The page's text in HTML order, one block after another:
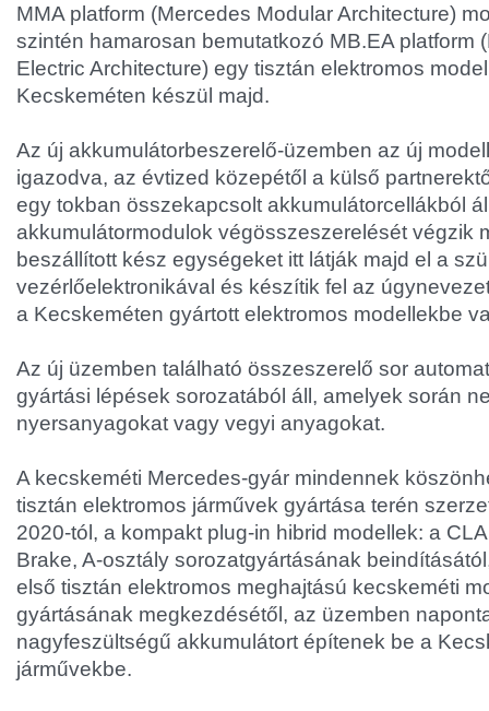
MMA platform (Mercedes Modular Architecture)
szintén hamarosan bemutatkozó MB.EA platform
Electric Architecture) egy tisztán elektromos
Kecskeméten készül majd.
Az új akkumulátorbeszerelő-üzemben az új
igazodva, az évtized közepétől a külső
egy tokban összekapcsolt akkumulátorcellákból
akkumulátormodulok végösszeszerelését végzik
beszállított kész egységeket itt látják majd el a
vezérlőelektronikával és készítik fel az
a Kecskeméten gyártott elektromos modellekbe
Az új üzemben található összeszerelő sor
gyártási lépések sorozatából áll, amelyek során
nyersanyagokat vagy vegyi anyagokat.
A kecskeméti Mercedes-gyár mindennek
tisztán elektromos járművek gyártása terén
2020-tól, a kompakt plug-in hibrid modellek: a
Brake, A-osztály sorozatgyártásának
első tisztán elektromos meghajtású kecskeméti
gyártásának megkezdésétől, az üzemben
nagyfeszültségű akkumulátort építenek be a
járművekbe.